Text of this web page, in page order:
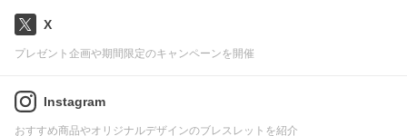
X
プレゼント企画や期間限定のキャンペーンを開催
Instagram
おすすめ商品やオリジナルデザインのブレスレットを紹介